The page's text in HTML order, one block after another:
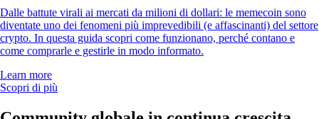
Dalle battute virali ai mercati da milioni di dollari: le memecoin sono
diventate uno dei fenomeni più imprevedibili (e affascinanti) del settore
crypto. In questa guida scopri come funzionano, perché contano e
come comprarle e gestirle in modo informato.
Learn more
Scopri di più